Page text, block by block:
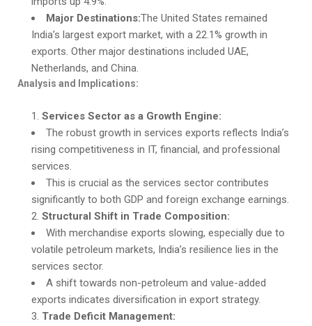
Major Destinations:The United States remained
India’s largest export market, with a 22.1% growth in
exports. Other major destinations included UAE,
Netherlands, and China.
Analysis and Implications:
Services Sector as a Growth Engine:
The robust growth in services exports reflects India’s
rising competitiveness in IT, financial, and professional
services.
This is crucial as the services sector contributes
significantly to both GDP and foreign exchange earnings.
Structural Shift in Trade Composition:
With merchandise exports slowing, especially due to
volatile petroleum markets, India’s resilience lies in the
services sector.
A shift towards non-petroleum and value-added
exports indicates diversification in export strategy.
Trade Deficit Management: